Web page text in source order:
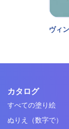
ヴィ
カタログ
すべての塗り絵
ぬりえ（数字で）